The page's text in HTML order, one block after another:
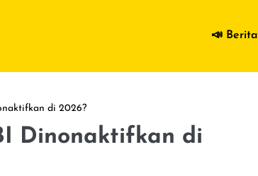
📣 Berita
di 2026?
Dinonaktifkan di